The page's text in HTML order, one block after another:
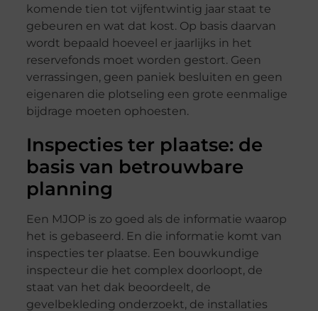
komende tien tot vijfentwintig jaar staat te
gebeuren en wat dat kost. Op basis daarvan
wordt bepaald hoeveel er jaarlijks in het
reservefonds moet worden gestort. Geen
verrassingen, geen paniek besluiten en geen
eigenaren die plotseling een grote eenmalige
bijdrage moeten ophoesten.
Inspecties ter plaatse: de
basis van betrouwbare
planning
Een MJOP is zo goed als de informatie waarop
het is gebaseerd. En die informatie komt van
inspecties ter plaatse. Een bouwkundige
inspecteur die het complex doorloopt, de
staat van het dak beoordeelt, de
gevelbekleding onderzoekt, de installaties